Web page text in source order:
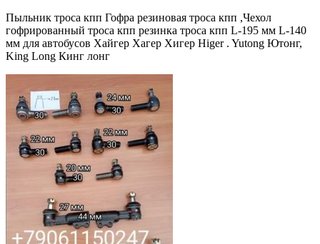
Пыльник троса кпп Гофра резиновая троса кпп ,Чехол
гофрированный троса кпп резинка троса кпп L-195 мм L-140
мм для автобусов Хайгер Хагер Хигер Higer . Yutong Ютонг,
King Long Кинг лонг